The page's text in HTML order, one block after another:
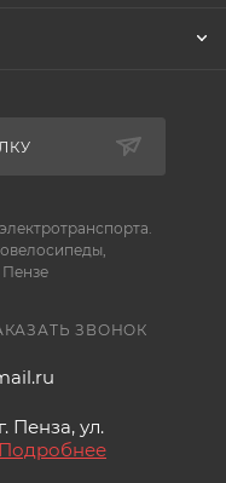
Пензе
ЗВОНОК
Пенза, ул.
Подробнее